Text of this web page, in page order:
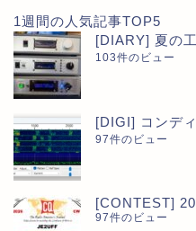
1週間の人気記事TOP5
[DIARY] 夏の
103件のビュー
[DIGI] コンデ
97件のビュー
[CONTEST]
97件のビュー